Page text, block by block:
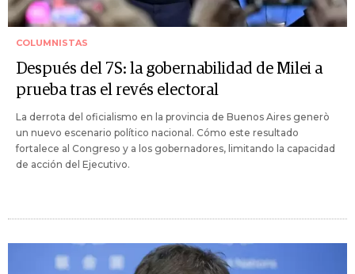
COLUMNISTAS
Después del 7S: la gobernabilidad de Milei a
prueba tras el revés electoral
La derrota del oficialismo en la provincia de Buenos Aires generò
un nuevo escenario político nacional. Cómo este resultado
fortalece al Congreso y a los gobernadores, limitando la capacidad
de acción del Ejecutivo.